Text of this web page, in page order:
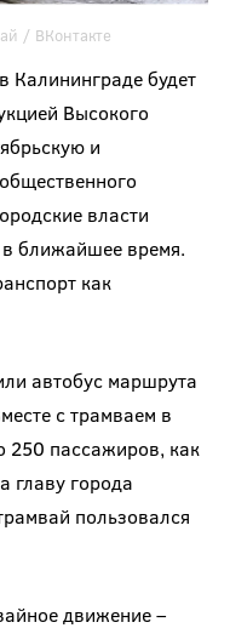
/ ВКонтакте
Калининграде будет
Высокого
и
власти
ближайшее время.
как
автобус маршрута
с трамваем в
250 пассажиров, как
главу города
пользовался
движение –